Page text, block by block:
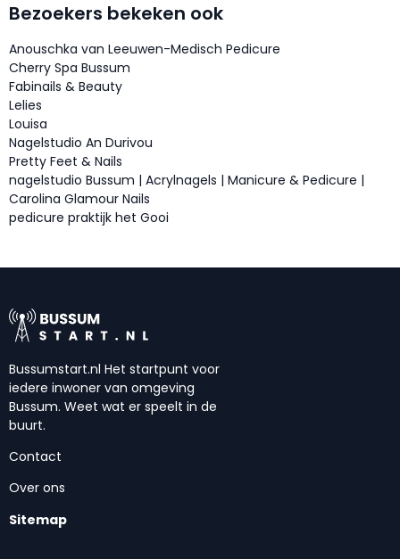
Bezoekers bekeken ook
Anouschka van Leeuwen-Medisch Pedicure
Cherry Spa Bussum
Fabinails & Beauty
Lelies
Louisa
Nagelstudio An Durivou
Pretty Feet & Nails
nagelstudio Bussum | Acrylnagels | Manicure & Pedicure |
Carolina Glamour Nails
pedicure praktijk het Gooi
Bussumstart.nl Het startpunt voor
iedere inwoner van omgeving
Bussum. Weet wat er speelt in de
buurt.
Contact
Over ons
Sitemap